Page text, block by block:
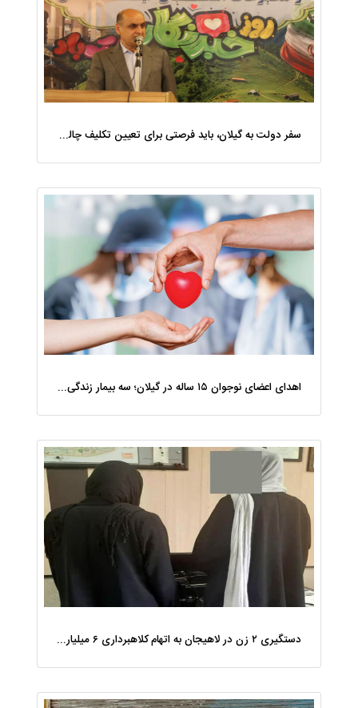
سفر دولت به گیلان، باید فرصتی برای تعیین تکلیف چالش‌های چند ساله استان باشد
اهدای اعضای نوجوان ۱۵ ساله در گیلان؛ سه بیمار زندگی دوباره یافتند
دستگیری ۲ زن در لاهیجان به اتهام کلاهبرداری ۶ میلیارد تومانی با وعده وام